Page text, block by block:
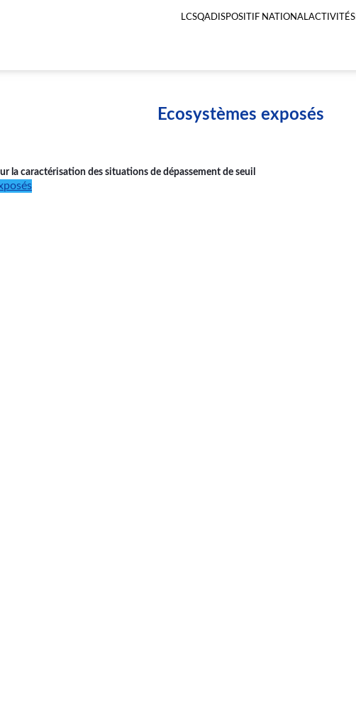
LCSQADISPOSITIF NATIONALACTIVITÉS
Ecosystèmes exposés
la caractérisation des situations de dépassement de seuil